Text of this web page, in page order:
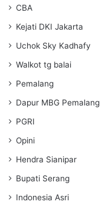
CBA
Kejati DKI Jakarta
Uchok Sky Kadhafy
Walkot tg balai
Pemalang
Dapur MBG Pemalang
PGRI
Opini
Hendra Sianipar
Bupati Serang
Indonesia Asri